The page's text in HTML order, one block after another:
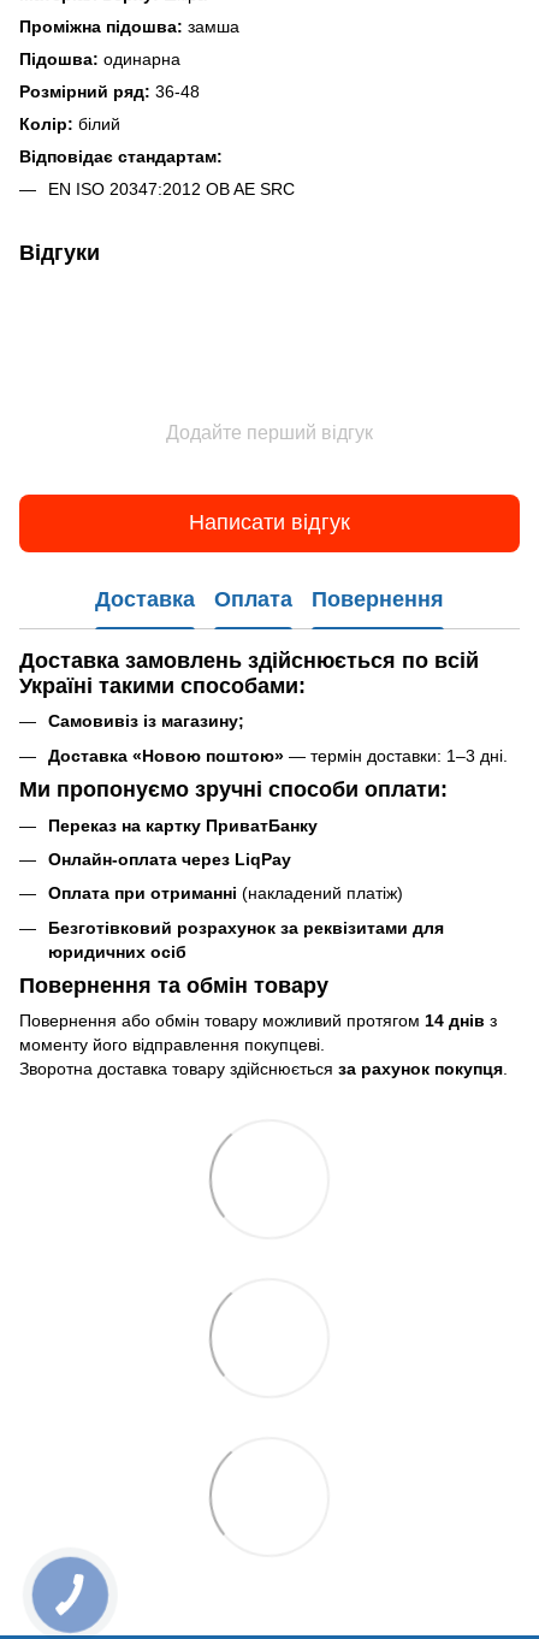
Проміжна підошва: замша
Підошва: одинарна
Розмірний ряд: 36-48
Колір: білий
Відповідає стандартам:
EN ISO 20347:2012 OB AE SRC
Відгуки
Додайте перший відгук
Написати відгук
Доставка Оплата Повернення
Доставка замовлень здійснюється по всій
Україні такими способами:
Самовивіз із магазину;
Доставка «Новою поштою» — термін доставки: 1–3 дні.
Ми пропонуємо зручні способи оплати:
Переказ на картку ПриватБанку
Онлайн-оплата через LiqPay
Оплата при отриманні (накладений платіж)
Безготівковий розрахунок за реквізитами для
юридичних осіб
Повернення та обмін товару
Повернення або обмін товару можливий протягом 14 днів з
моменту його відправлення покупцеві.
Зворотна доставка товару здійснюється за рахунок покупця.